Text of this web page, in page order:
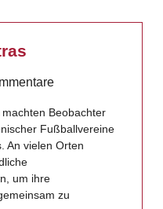
Beobachter
Fußballvereine
An vielen Orten
um ihre
zu